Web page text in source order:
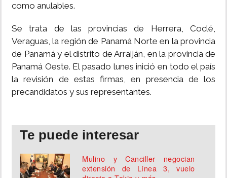
como anulables.
Se trata de las provincias de Herrera, Coclé,
Veraguas, la región de Panamá Norte en la provincia
de Panamá y el distrito de Arraiján, en la provincia de
Panamá Oeste. El pasado lunes inició en todo el país
la revisión de estas firmas, en presencia de los
precandidatos y sus representantes.
Te puede interesar
Mulino y Canciller negocian
extensión de Línea 3, vuelo